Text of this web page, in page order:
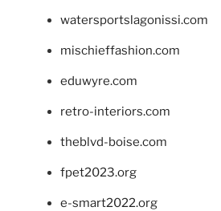
watersportslagonissi.com
mischieffashion.com
eduwyre.com
retro-interiors.com
theblvd-boise.com
fpet2023.org
e-smart2022.org